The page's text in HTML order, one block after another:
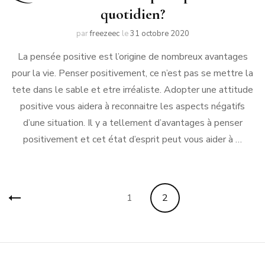
quotidien?
parfreezeec le31 octobre 2020
La pensée positive est l’origine de nombreux avantages
pour la vie. Penser positivement, ce n’est pas se mettre la
tete dans le sable et etre irréaliste. Adopter une attitude
positive vous aidera à reconnaitre les aspects négatifs
d’une situation. Il y a tellement d’avantages à penser
positivement et cet état d’esprit peut vous aider à …
Pagination
des
Page
1 Page
2